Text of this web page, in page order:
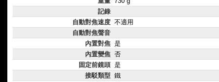
記錄
自動對焦速度 不適用
自動對焦聲音
內置對焦 是
內置變焦 否
固定前鏡頭 是
接駁類型 鐵